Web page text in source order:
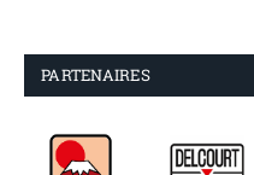
PARTENAIRES